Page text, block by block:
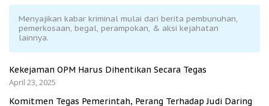
Menyajikan kabar kriminal mulai dari berita pembunuhan,
pemerkosaan, begal, perampokan, & aksi kejahatan
lainnya.
Kekejaman OPM Harus Dihentikan Secara Tegas
April 23, 2025
Komitmen Tegas Pemerintah, Perang Terhadap Judi Daring